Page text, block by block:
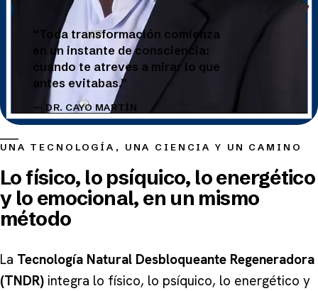
“Toda transformación comienza
en un instante de consciencia:
cuando te atreves a mirar lo que
antes evitabas.”
— DR. CAYO MARTÍN
UNA TECNOLOGÍA, UNA CIENCIA Y UN CAMINO
Lo físico, lo psíquico, lo energético
y lo emocional, en un mismo
método
La Tecnología Natural Desbloqueante Regeneradora
(TNDR) integra lo físico, lo psíquico, lo energético y